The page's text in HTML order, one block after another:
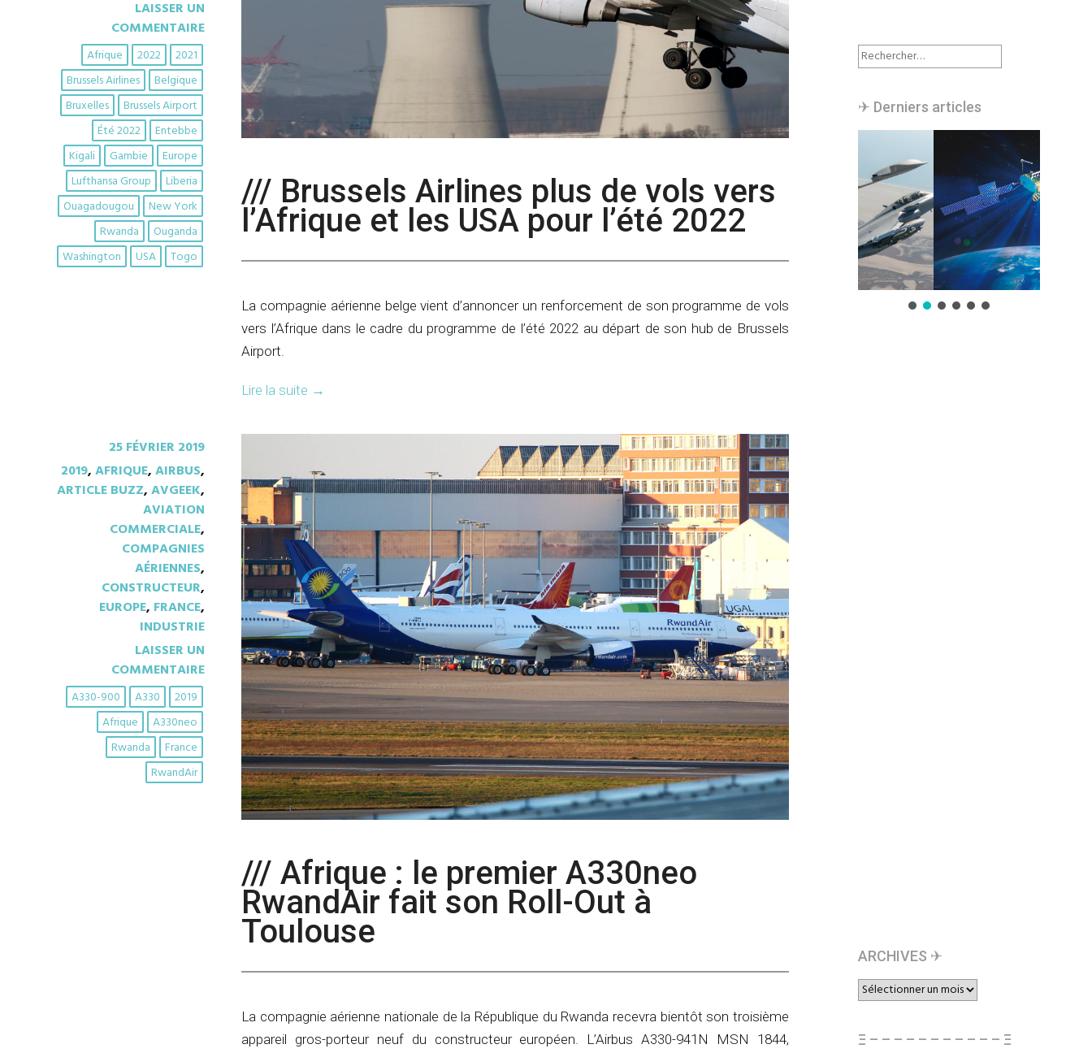
LAISSER UN
COMMENTAIRE
2021
2022
Afrique
Belgique
Brussels Airlines
Brussels Airport
Bruxelles
Entebbe
Été 2022
Europe
Gambie
Kigali
Liberia
Lufthansa Group
New York
Ouagadougou
Ouganda
Rwanda
Togo
USA
Washington
/// Brussels Airlines plus de vols vers
l’Afrique et les USA pour l’été 2022
La compagnie aérienne belge vient d’annoncer un renforcement de son programme de vols
vers l’Afrique dans le cadre du programme de l’été 2022 au départ de son hub de Brussels
Airport.
Lire la suite →
25 FÉVRIER 2019
2019,AFRIQUE,AIRBUS,
ARTICLE BUZZ,AVGEEK,
AVIATION
COMMERCIALE,
COMPAGNIES
AÉRIENNES,
CONSTRUCTEUR,
EUROPE, FRANCE,
INDUSTRIE
LAISSER UN
COMMENTAIRE
2019
A330
A330-900
A330neo
Afrique
France
Rwanda
RwandAir
/// Afrique : le premier A330neo
RwandAir fait son Roll-Out à
Toulouse
La compagnie aérienne nationale de la République du Rwanda recevra bientôt son troisième
appareil gros-porteur neuf du constructeur européen. L’Airbus A330-941N MSN 1844,
Rechercher :
✈︎ Derniers articles
ARCHIVES ✈︎
ARCHIVES
✈︎
Ξ – – – – – – – – – – – Ξ